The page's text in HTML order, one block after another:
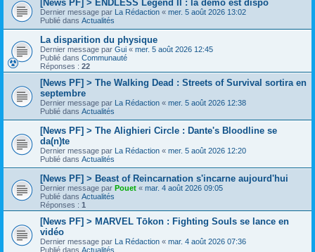
[News PF] > ENDLESS Legend II : la démo est dispo
Dernier message par La Rédaction « mer. 5 août 2026 13:02
Publié dans Actualités
La disparition du physique
Dernier message par Gui « mer. 5 août 2026 12:45
Publié dans Communauté
Réponses : 22
[News PF] > The Walking Dead : Streets of Survival sortira en
septembre
Dernier message par La Rédaction « mer. 5 août 2026 12:38
Publié dans Actualités
[News PF] > The Alighieri Circle : Dante's Bloodline se
da(n)te
Dernier message par La Rédaction « mer. 5 août 2026 12:20
Publié dans Actualités
[News PF] > Beast of Reincarnation s'incarne aujourd'hui
Dernier message par Pouet « mar. 4 août 2026 09:05
Publié dans Actualités
Réponses : 1
[News PF] > MARVEL Tōkon : Fighting Souls se lance en
vidéo
Dernier message par La Rédaction « mar. 4 août 2026 07:36
Publié dans Actualités